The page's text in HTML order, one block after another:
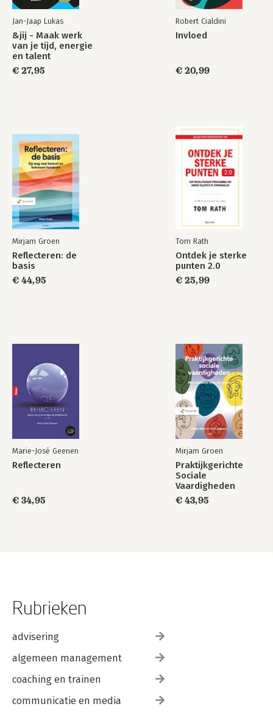
The Speed of Trust
Jan-Jaap Lukas
&jij - Maak werk
van je tijd, energie
en talent
€ 27,95
Robert Cialdini
Invloed
€ 20,99
Mirjam Groen
Reflecteren: de
basis
€ 44,95
Tom Rath
Ontdek je sterke
punten 2.0
€ 25,99
Marie-José Geenen
Reflecteren
€ 34,95
Mirjam Groen
Praktijkgerichte
Sociale
Vaardigheden
€ 43,95
Rubrieken
advisering
algemeen management
coaching en trainen
communicatie en media